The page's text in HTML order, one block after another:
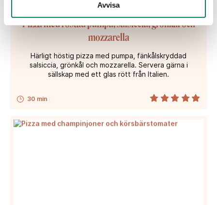
Avvisa
30 min
Pizza med rostad pumpa, salsiccia, grönkål och
mozzarella
Härligt höstig pizza med pumpa, fänkålskryddad
salsiccia, grönkål och mozzarella. Servera gärna i
sällskap med ett glas rött från Italien.